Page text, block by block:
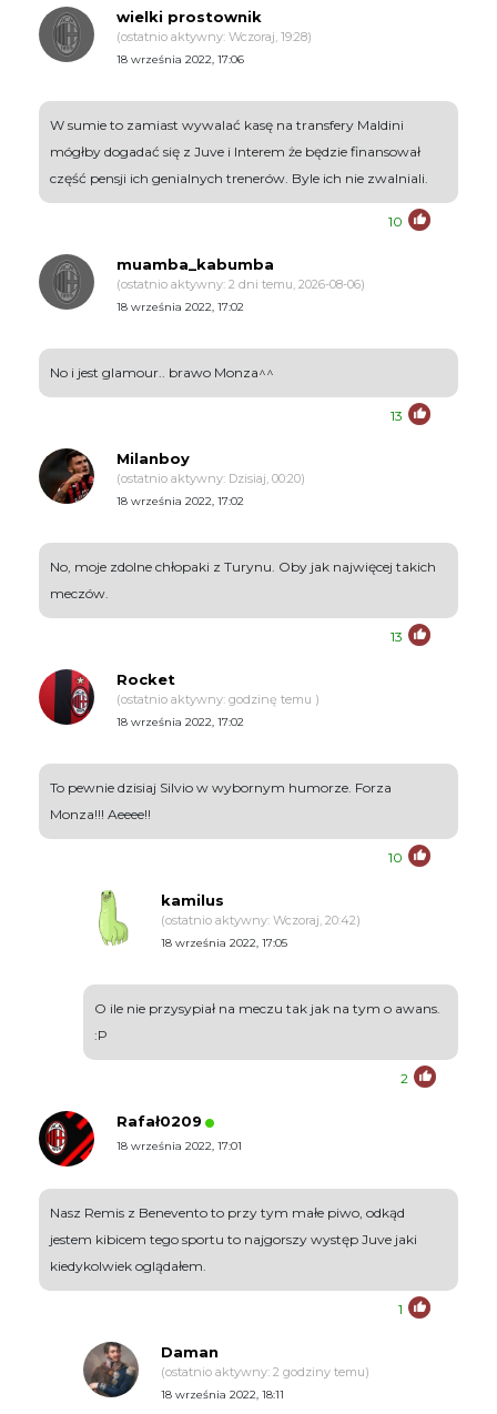
wielki prostownik
(ostatnio aktywny: Wczoraj, 19:28)
18 września 2022, 17:06
W sumie to zamiast wywalać kasę na transfery Maldini
mógłby dogadać się z Juve i Interem że będzie finansował
część pensji ich genialnych trenerów. Byle ich nie zwalniali.
10
muamba_kabumba
(ostatnio aktywny: 2 dni temu, 2026-08-06)
18 września 2022, 17:02
No i jest glamour.. brawo Monza^^
13
Milanboy
(ostatnio aktywny: Dzisiaj, 00:20)
18 września 2022, 17:02
No, moje zdolne chłopaki z Turynu. Oby jak najwięcej takich
meczów.
13
Rocket
(ostatnio aktywny: godzinę temu )
18 września 2022, 17:02
To pewnie dzisiaj Silvio w wybornym humorze. Forza
Monza!!! Aeeee!!
10
kamilus
(ostatnio aktywny: Wczoraj, 20:42)
18 września 2022, 17:05
O ile nie przysypiał na meczu tak jak na tym o awans.
:P
2
Rafał0209
18 września 2022, 17:01
Nasz Remis z Benevento to przy tym małe piwo, odkąd
jestem kibicem tego sportu to najgorszy występ Juve jaki
kiedykolwiek oglądałem.
1
Daman
(ostatnio aktywny: 2 godziny temu)
18 września 2022, 18:11